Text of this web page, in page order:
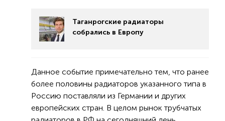
Таганрогские радиаторы
собрались в Европу
Данное событие примечательно тем, что ранее
более половины радиаторов указанного типа в
Россию поставляли из Германии и других
европейских стран. В целом рынок трубчатых